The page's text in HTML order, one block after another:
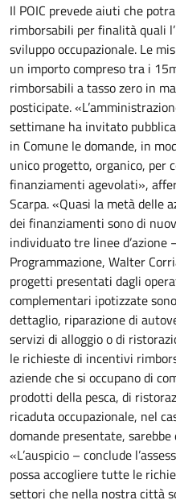
Il POIC prevede aiuti che
rimborsabili per finalità quali
sviluppo occupazionale. Le
un importo compreso tra i
rimborsabili a tasso zero in
posticipate.
settimane ha invitato
in Comune le domande, in
unico progetto, organico, per
finanziamenti agevolati»,
Scarpa. «Quasi la metà delle
dei finanziamenti sono di
individuato tre linee d’azione
Programmazione, Walter
progetti presentati dagli
complementari ipotizzate
dettaglio, riparazione di
servizi di alloggio o di
le richieste di incentivi
aziende che si occupano di
prodotti della pesca, di
ricaduta occupazionale, nel
domande presentate,
«L’auspicio – conclude
possa accogliere tutte le
settori che nella nostra città